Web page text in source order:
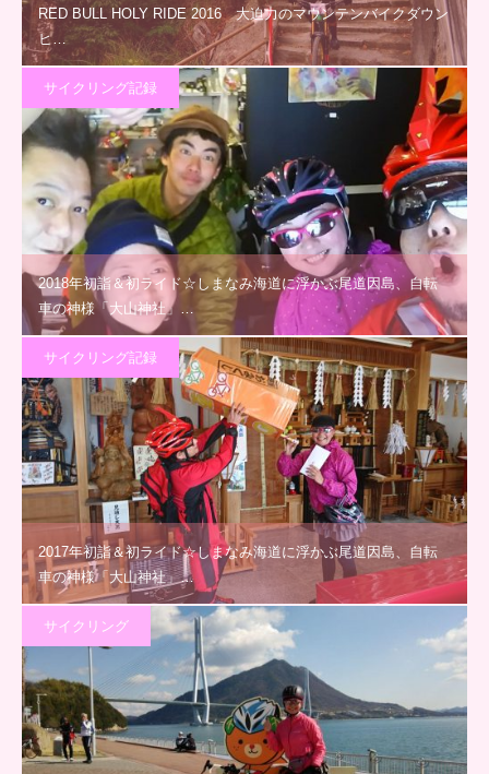
RED BULL HOLY RIDE 2016 大迫力のマウンテンバイクダウン
ヒ…
サイクリング記録
2018年初詣＆初ライド☆しまなみ海道に浮かぶ尾道因島、自転
車の神様「大山神社」…
サイクリング記録
2017年初詣＆初ライド☆しまなみ海道に浮かぶ尾道因島、自転
車の神様「大山神社」…
サイクリング